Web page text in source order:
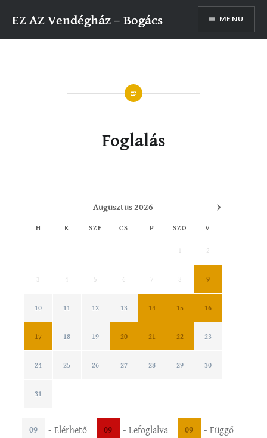
content
EZ AZ Vendégház – Bogács MENU
Foglalás
›
Augusztus2026
H K SZE CS P SZO V
1 2
3 4 5 6 7 8 9
10 11 12 13 14 15 16
17 18 19 20 21 22 23
24 25 26 27 28 29 30
31
09 - Elérhető 09 - Lefoglalva 09 - Függő